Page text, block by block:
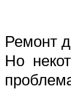
Ремонт
Но